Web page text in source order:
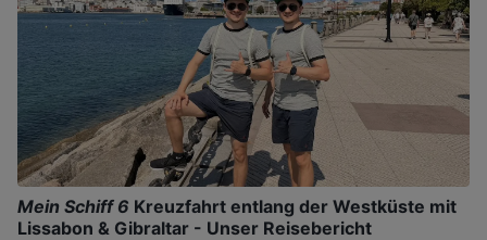
Mein Schiff 6 Kreuzfahrt entlang der Westküste mit
Lissabon & Gibraltar - Unser Reisebericht